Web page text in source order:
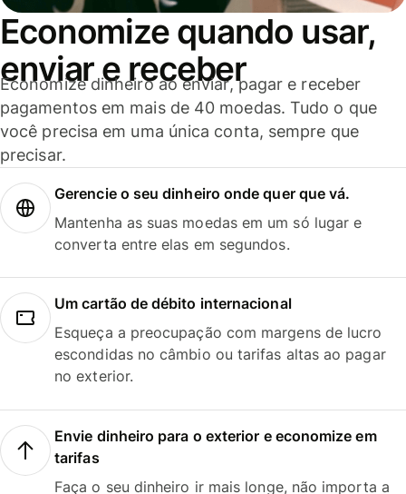
Economize quando usar,
enviar e receber
Economize dinheiro ao enviar, pagar e receber
pagamentos em mais de 40 moedas. Tudo o que
você precisa em uma única conta, sempre que
precisar.
Gerencie o seu dinheiro onde quer que vá.
Mantenha as suas moedas em um só lugar e
converta entre elas em segundos.
Um cartão de débito internacional
Esqueça a preocupação com margens de lucro
escondidas no câmbio ou tarifas altas ao pagar
no exterior.
Envie dinheiro para o exterior e economize em
tarifas
Faça o seu dinheiro ir mais longe, não importa a